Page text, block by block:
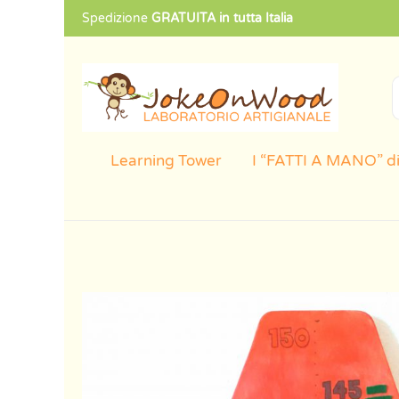
Spedizione GRATUITA in tutta Italia
Learning Tower I “FATTI A MANO”